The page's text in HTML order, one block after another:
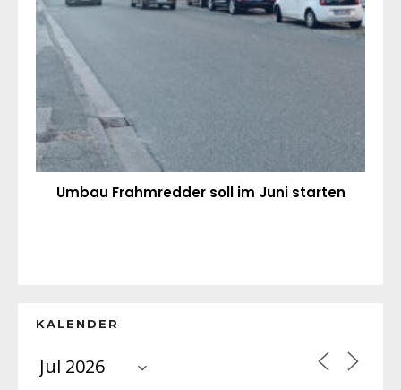
Umbau Frahmredder soll im Juni starten
KALENDER